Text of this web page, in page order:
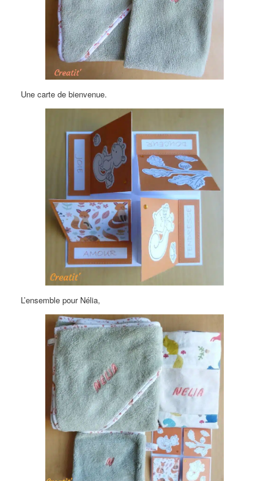
Une carte de bienvenue.
L’ensemble pour Nélia,